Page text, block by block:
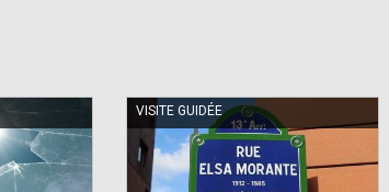
VISITE GUIDÉE